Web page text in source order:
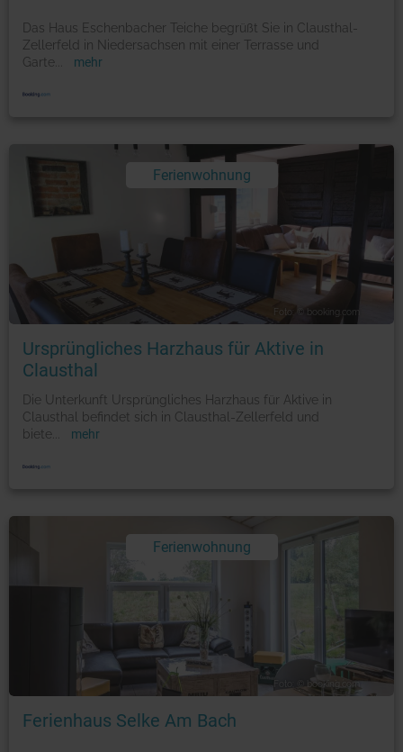
Das Haus Eschenbacher Teiche begrüßt Sie in Clausthal-
Zellerfeld in Niedersachsen mit einer Terrasse und
Garte
mehr
Ferienwohnung
Foto: © booking.com
Ursprüngliches Harzhaus für Aktive in
Clausthal
Die Unterkunft Ursprüngliches Harzhaus für Aktive in
Clausthal befindet sich in Clausthal-Zellerfeld und
biete
mehr
Ferienwohnung
Foto: © booking.com
Ferienhaus Selke Am Bach